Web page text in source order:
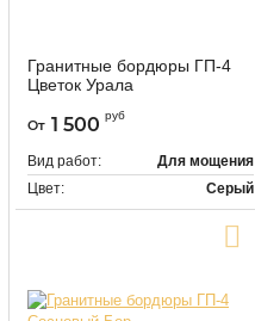
Гранитные бордюры ГП-4
Цветок Урала
От 1 500 руб
Вид работ:
Для мощения
Цвет:
Серый